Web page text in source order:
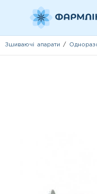
Зшиваючі апарати /